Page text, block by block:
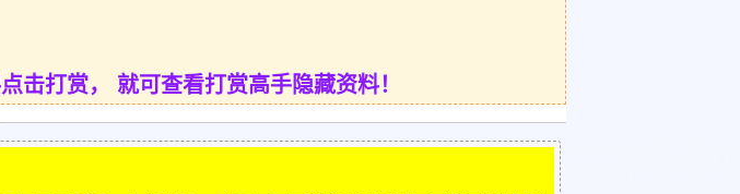
击打赏， 就可查看打赏高手隐藏资料！